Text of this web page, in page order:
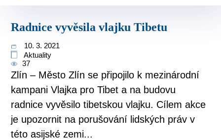
Radnice vyvěsila vlajku Tibetu
10. 3. 2021
Aktuality
37
Zlín – Město Zlín se připojilo k mezinárodní
kampani Vlajka pro Tibet a na budovu
radnice vyvěsilo tibetskou vlajku. Cílem akce
je upozornit na porušování lidských práv v
této asijské zemi...